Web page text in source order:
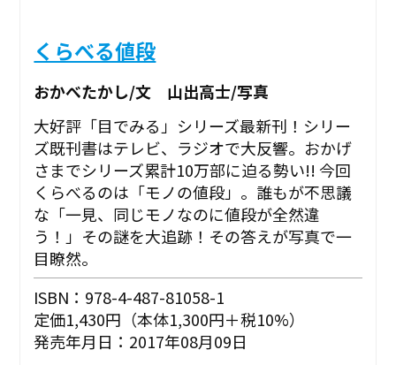
くらべる値段
おかべたかし/文 山出高士/写真
大好評「目でみる」シリーズ最新刊！シリー
ズ既刊書はテレビ、ラジオで大反響。おかげ
さまでシリーズ累計10万部に迫る勢い!! 今回
くらべるのは「モノの値段」。誰もが不思議
な「一見、同じモノなのに値段が全然違
う！」その謎を大追跡！その答えが写真で一
目瞭然。
ISBN：978-4-487-81058-1
定価1,430円（本体1,300円＋税10%）
発売年月日：2017年08月09日